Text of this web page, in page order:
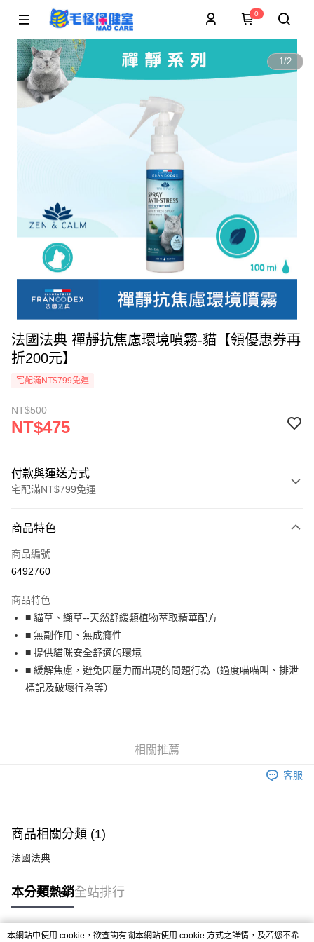
0
1/2
法國法典 禪靜抗焦慮環境噴霧-貓【領優惠券再
折200元】
宅配滿NT$799免運
NT$500
NT$475
付款與運送方式
宅配滿NT$799免運
信用卡一次付款
Apple Pay
悠遊付
貨到付款
運送方式
商品特色
商品編號
6492760
商品特色
■ 貓草、纈草--天然舒緩類植物萃取精華配方
■ 無副作用、無成癮性
■ 提供貓咪安全舒適的環境
■ 緩解焦慮，避免因壓力而出現的問題行為（過度喵喵叫、排泄
標記及破壞行為等）
相關推薦
客服
商品相關分類 (1)
法國法典
本分類熱銷全站排行
本網站中使用 cookie，欲查詢有關本網站使用 cookie 方式之詳情，及若您不希